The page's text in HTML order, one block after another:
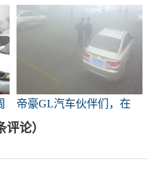
帝豪GL汽车伙伴们，在
风、雾、雨中，我会在重
评论）